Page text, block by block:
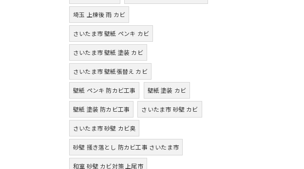
埼玉 上棟後 雨 カビ
さいたま市 壁紙 ペンキ カビ
さいたま市 壁紙 塗装 カビ
さいたま市 壁紙張替え カビ
壁紙 ペンキ 防カビ工事 壁紙 塗装 カビ
壁紙 塗装 防カビ工事 さいたま市 砂壁 カビ
さいたま市 砂壁 カビ臭
砂壁 掻き落とし 防カビ工事 さいたま市
和室 砂壁 カビ対策 上尾市